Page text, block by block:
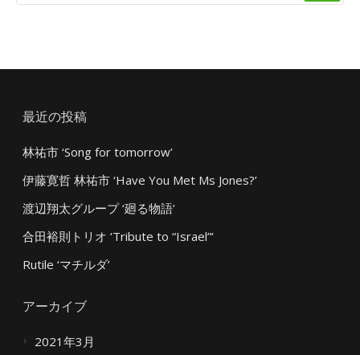
最近の投稿
林祐市 ‘Song for tomorrow’
伊藤寛哲 林祐市 ‘Have You Met Ms Jones?’
渡辺翔太グループ ‘廻る物語’
合田裕則トリオ ‘Tribute to “Israel”‘
Rutile ‘マチルダ’
アーカイブ
2021年3月